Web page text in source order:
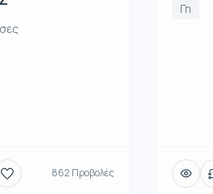
862 Προβολές
Γη